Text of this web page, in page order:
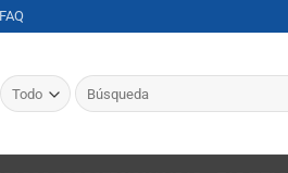
FAQ
Buscar
por: